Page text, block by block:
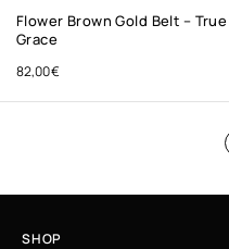
Flower Brown Gold Belt – True
Grace
82,00€
SHOP